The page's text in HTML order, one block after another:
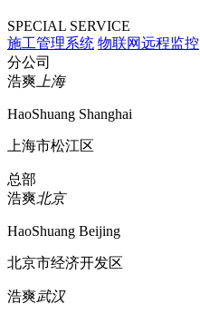
SPECIAL SERVICE
施工管理系统 物联网远程监控
分公司
浩爽上海
HaoShuang Shanghai
上海市松江区
总部
浩爽北京
HaoShuang Beijing
北京市经济开发区
浩爽武汉